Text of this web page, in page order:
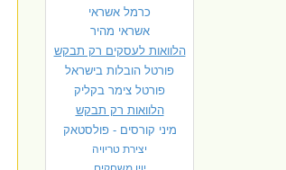
כרמל אשראי
אשראי מהיר
הלוואות לעסקים רק תבקש
פורטל הובלות בישראל
פורטל צימר בקליק
הלוואות רק תבקש
מיני קורסים - פולסטאק
יצירת טריויה